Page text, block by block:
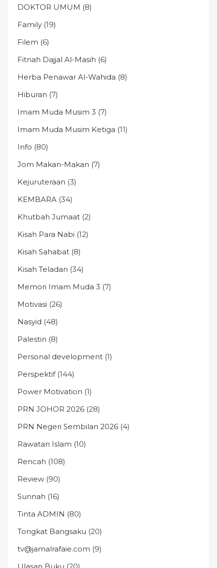
DOKTOR UMUM (8)
Family (19)
Filem (6)
Fitnah Dajjal Al-Masih (6)
Herba Penawar Al-Wahida (8)
Hiburan (7)
Imam Muda Musim 3 (7)
Imam Muda Musim Ketiga (11)
Info (80)
Jom Makan-Makan (7)
Kejuruteraan (3)
KEMBARA (34)
Khutbah Jumaat (2)
Kisah Para Nabi (12)
Kisah Sahabat (8)
Kisah Teladan (34)
Memori Imam Muda 3 (7)
Motivasi (26)
Nasyid (48)
Palestin (8)
Personal development (1)
Perspektif(144)
Power Motivation (1)
PRN JOHOR 2026 (28)
PRN Negeri Sembilan 2026 (4)
Rawatan Islam (10)
Rencah (108)
Review (90)
Sunnah (16)
Tinta ADMIN (80)
Tongkat Bangsaku (20)
tv@jamalrafaie.com (9)